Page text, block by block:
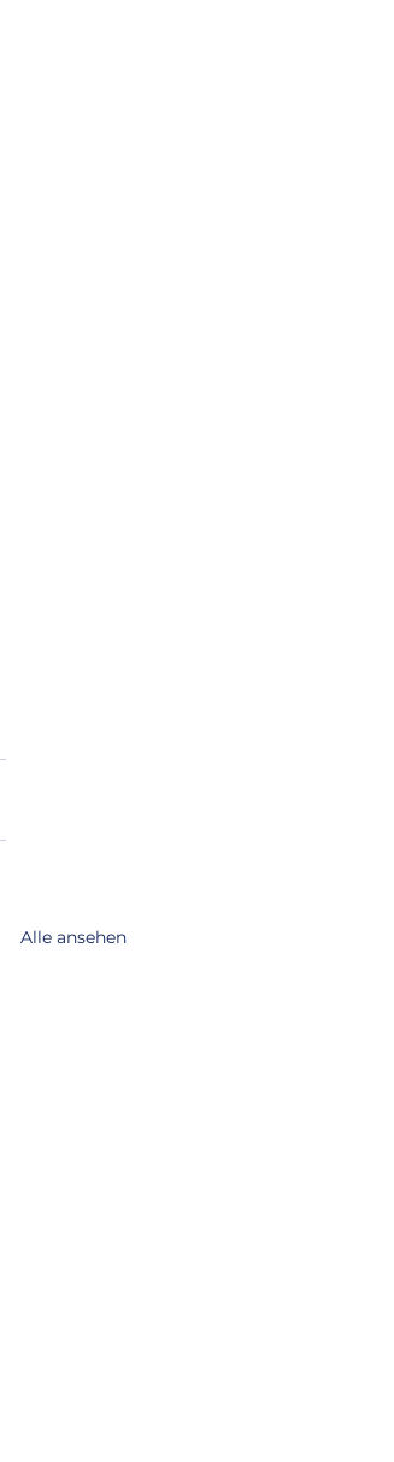
Alle ansehen